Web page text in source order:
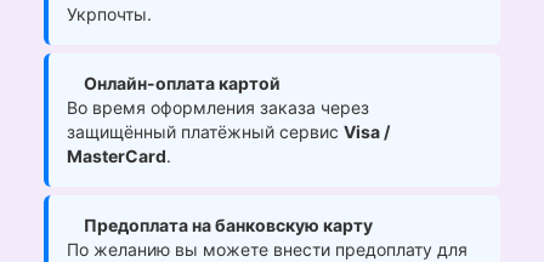
Укрпочты.
Онлайн-оплата картой
Во время оформления заказа через
защищённый платёжный сервис Visa /
MasterCard.
Предоплата на банковскую карту
По желанию вы можете внести предоплату для